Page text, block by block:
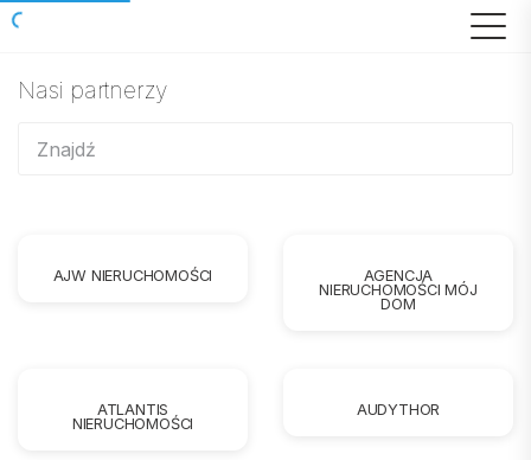
Nasi partnerzy
AJW NIERUCHOMOŚCI
AGENCJA
NIERUCHOMOŚCI MÓJ
DOM
ATLANTIS
NIERUCHOMOŚCI
AUDYTHOR